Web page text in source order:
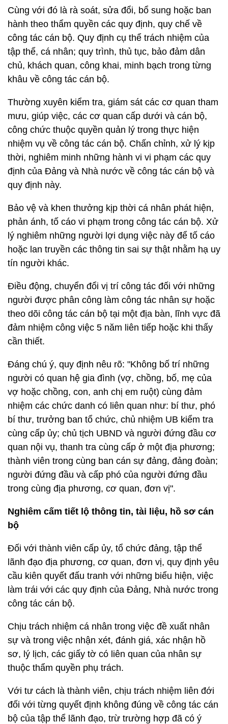
Cùng với đó là rà soát, sửa đổi, bổ sung hoặc ban
hành theo thẩm quyền các quy định, quy chế về
công tác cán bộ. Quy định cụ thể trách nhiệm của
tập thể, cá nhân; quy trình, thủ tục, bảo đảm dân
chủ, khách quan, công khai, minh bạch trong từng
khâu về công tác cán bộ.
Thường xuyên kiểm tra, giám sát các cơ quan tham
mưu, giúp việc, các cơ quan cấp dưới và cán bộ,
công chức thuộc quyền quản lý trong thực hiện
nhiệm vụ về công tác cán bộ. Chấn chỉnh, xử lý kịp
thời, nghiêm minh những hành vi vi phạm các quy
định của Đảng và Nhà nước về công tác cán bộ và
quy định này.
Bảo vệ và khen thưởng kịp thời cá nhân phát hiện,
phản ánh, tố cáo vi phạm trong công tác cán bộ. Xử
lý nghiêm những người lợi dụng việc này để tố cáo
hoặc lan truyền các thông tin sai sự thật nhằm hạ uy
tín người khác.
Điều động, chuyển đổi vị trí công tác đối với những
người được phân công làm công tác nhân sự hoặc
theo dõi công tác cán bộ tại một địa bàn, lĩnh vực đã
đảm nhiệm công việc 5 năm liên tiếp hoặc khi thấy
cần thiết.
Đáng chú ý, quy định nêu rõ: "Không bố trí những
người có quan hệ gia đình (vợ, chồng, bố, mẹ của
vợ hoặc chồng, con, anh chị em ruột) cùng đảm
nhiệm các chức danh có liên quan như: bí thư, phó
bí thư, trưởng ban tổ chức, chủ nhiệm UB kiểm tra
cùng cấp ủy; chủ tịch UBND và người đứng đầu cơ
quan nội vụ, thanh tra cùng cấp ở một địa phương;
thành viên trong cùng ban cán sự đảng, đảng đoàn;
người đứng đầu và cấp phó của người đứng đầu
trong cùng địa phương, cơ quan, đơn vị".
Nghiêm cấm tiết lộ thông tin, tài liệu, hồ sơ cán
bộ
Đối với thành viên cấp ủy, tổ chức đảng, tập thể
lãnh đạo địa phương, cơ quan, đơn vị, quy định yêu
cầu kiên quyết đấu tranh với những biểu hiện, việc
làm trái với các quy định của Đảng, Nhà nước trong
công tác cán bộ.
Chịu trách nhiệm cá nhân trong việc đề xuất nhân
sự và trong việc nhận xét, đánh giá, xác nhận hồ
sơ, lý lịch, các giấy tờ có liên quan của nhân sự
thuộc thẩm quyền phụ trách.
Với tư cách là thành viên, chịu trách nhiệm liên đới
đối với từng quyết định không đúng về công tác cán
bộ của tập thể lãnh đạo, trừ trường hợp đã có ý